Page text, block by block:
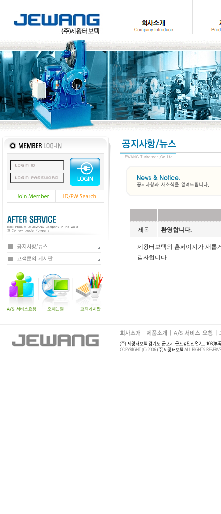
제목 환영합니다.
제왕터보텍의 홈페이지가 새롭
감사합니다.